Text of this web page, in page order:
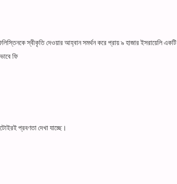
স্বীকৃতি দেওয়ার আহ্বান সমর্থন করে প্রায় ৯ হাজার ইসরায়েলি একটি
ফি
প্রবণতা দেখা যাচ্ছে।